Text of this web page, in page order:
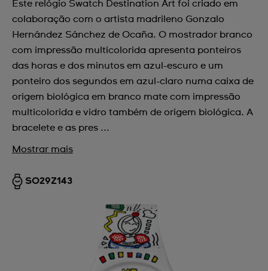
Este relógio Swatch Destination Art foi criado em
colaboração com o artista madrileno Gonzalo
Hernández Sánchez de Ocaña. O mostrador branco
com impressão multicolorida apresenta ponteiros
das horas e dos minutos em azul-escuro e um
ponteiro dos segundos em azul-claro numa caixa de
origem biológica em branco mate com impressão
multicolorida e vidro também de origem biológica. A
bracelete e as pres ...
Mostrar mais
SO29Z143